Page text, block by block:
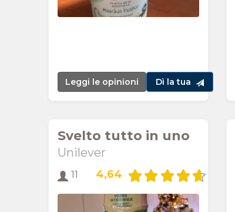
Leggi le opinioni Dì la tua
Svelto tutto in uno
Unilever
11 4,64